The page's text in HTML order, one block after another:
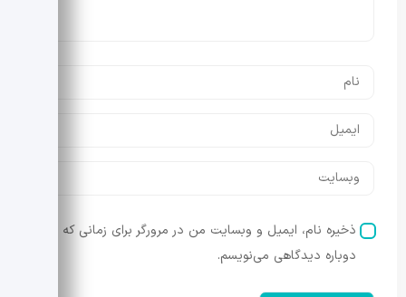
ذخیره نام، ایمیل و وبسایت من در مرورگر برای زمانی که
دوباره دیدگاهی می‌نویسم.